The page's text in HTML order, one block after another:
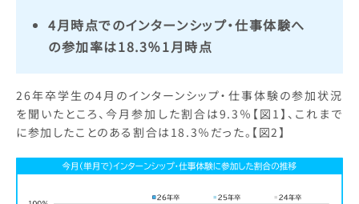
4月時点でのインターンシップ・仕事体験へ
の参加率は18.3％1月時点
26年卒学生の4月のインターンシップ・仕事体験の参加状況
を聞いたところ、今月参加した割合は9.3％【図1】、これまで
に参加したことのある割合は18.3％だった。【図2】